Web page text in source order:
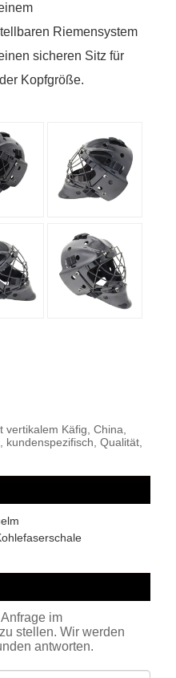
Riemensystem
sicheren Sitz für
Kopfgröße.
vertikalem Käfig, China,
Qualität,
im
stellen. Wir werden
antworten.